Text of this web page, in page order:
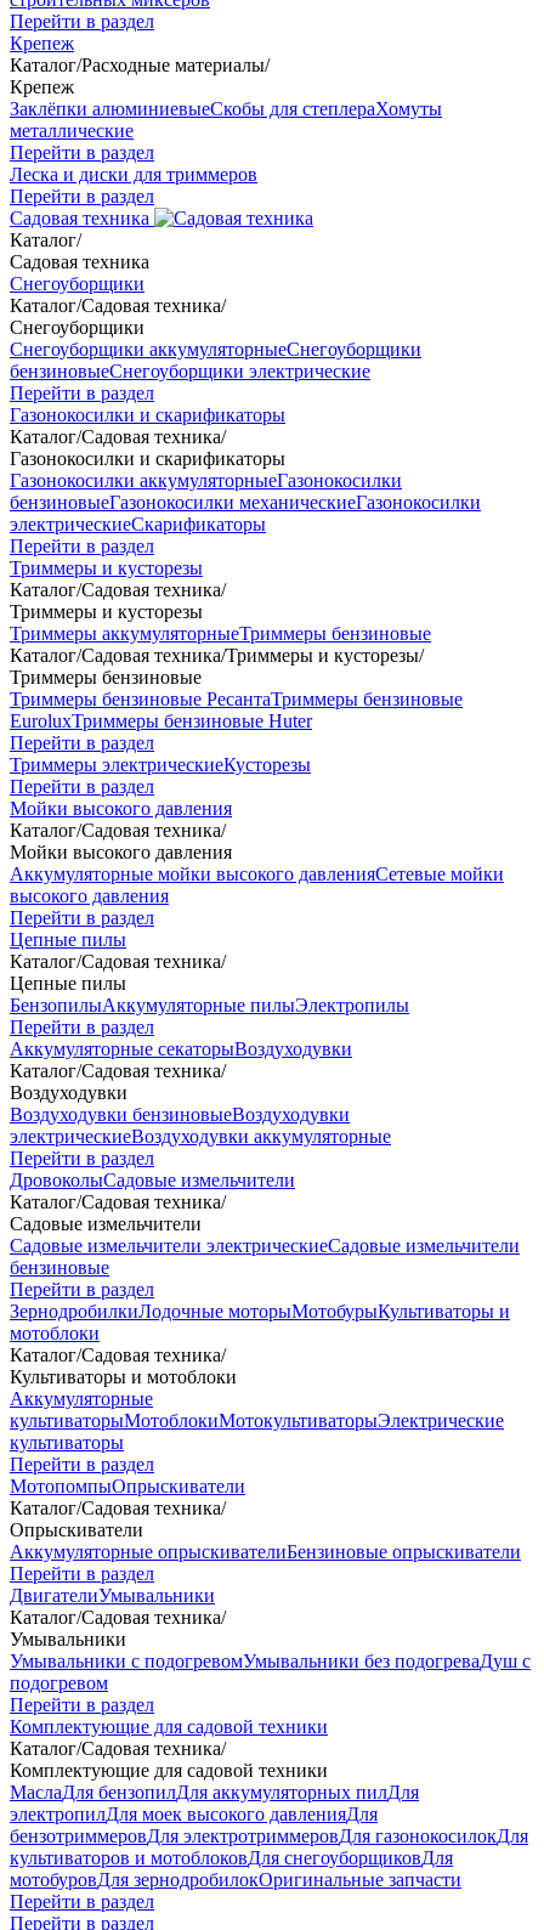
Перейти в раздел
Крепеж
Каталог/Расходные материалы/
Крепеж
Заклёпки алюминиевыеСкобы для степлераХомуты
металлические
Перейти в раздел
Леска и диски для триммеров
Перейти в раздел
Садовая техника
Каталог/
Садовая техника
Снегоуборщики
Каталог/Садовая техника/
Снегоуборщики
Снегоуборщики аккумуляторныеСнегоуборщики
бензиновыеСнегоуборщики электрические
Перейти в раздел
Газонокосилки и скарификаторы
Каталог/Садовая техника/
Газонокосилки и скарификаторы
Газонокосилки аккумуляторныеГазонокосилки
бензиновыеГазонокосилки механическиеГазонокосилки
электрическиеСкарификаторы
Перейти в раздел
Триммеры и кусторезы
Каталог/Садовая техника/
Триммеры и кусторезы
Триммеры аккумуляторныеТриммеры бензиновые
Каталог/Садовая техника/Триммеры и кусторезы/
Триммеры бензиновые
Триммеры бензиновые РесантаТриммеры бензиновые
EuroluxТриммеры бензиновые Huter
Перейти в раздел
Триммеры электрическиеКусторезы
Перейти в раздел
Мойки высокого давления
Каталог/Садовая техника/
Мойки высокого давления
Аккумуляторные мойки высокого давленияСетевые мойки
высокого давления
Перейти в раздел
Цепные пилы
Каталог/Садовая техника/
Цепные пилы
БензопилыАккумуляторные пилыЭлектропилы
Перейти в раздел
Аккумуляторные секаторыВоздуходувки
Каталог/Садовая техника/
Воздуходувки
Воздуходувки бензиновыеВоздуходувки
электрическиеВоздуходувки аккумуляторные
Перейти в раздел
ДровоколыСадовые измельчители
Каталог/Садовая техника/
Садовые измельчители
Садовые измельчители электрическиеСадовые измельчители
бензиновые
Перейти в раздел
ЗернодробилкиЛодочные моторыМотобурыКультиваторы и
мотоблоки
Каталог/Садовая техника/
Культиваторы и мотоблоки
Аккумуляторные
культиваторыМотоблокиМотокультиваторыЭлектрические
культиваторы
Перейти в раздел
МотопомпыОпрыскиватели
Каталог/Садовая техника/
Опрыскиватели
Аккумуляторные опрыскивателиБензиновые опрыскиватели
Перейти в раздел
ДвигателиУмывальники
Каталог/Садовая техника/
Умывальники
Умывальники с подогревомУмывальники без подогреваДуш с
подогревом
Перейти в раздел
Комплектующие для садовой техники
Каталог/Садовая техника/
Комплектующие для садовой техники
МаслаДля бензопилДля аккумуляторных пилДля
электропилДля моек высокого давленияДля
бензотриммеровДля электротриммеровДля газонокосилокДля
культиваторов и мотоблоковДля снегоуборщиковДля
мотобуровДля зернодробилокОригинальные запчасти
Перейти в раздел
Перейти в раздел